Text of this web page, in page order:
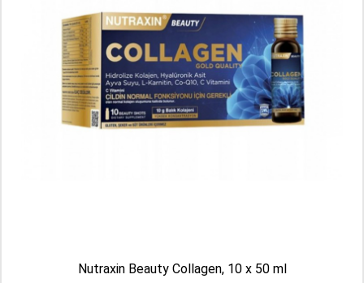
Nutraxin Beauty Collagen, 10 x 50 ml